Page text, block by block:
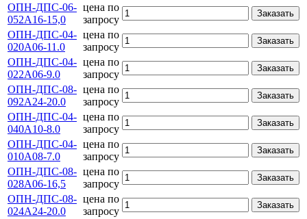
ОПН-ДПС-06-
052А16-15,0
цена по
запросу
Заказать
ОПН-ДПС-04-
020А06-11.0
цена по
запросу
Заказать
ОПН-ДПС-04-
022А06-9.0
цена по
запросу
Заказать
ОПН-ДПС-08-
092А24-20.0
цена по
запросу
Заказать
ОПН-ДПС-04-
040А10-8.0
цена по
запросу
Заказать
ОПН-ДПС-04-
010А08-7.0
цена по
запросу
Заказать
ОПН-ДПС-08-
028А06-16,5
цена по
запросу
Заказать
ОПН-ДПС-08-
024А24-20.0
цена по
запросу
Заказать